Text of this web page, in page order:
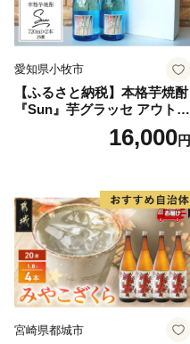
愛知県小牧市
【ふるさと納税】本格芋焼酎
『Sun』芋グラッセ アウトド
ア ソロキャンプ ベランピン
グ 巣ごもり 就労支援16,000円
宮崎県都城市